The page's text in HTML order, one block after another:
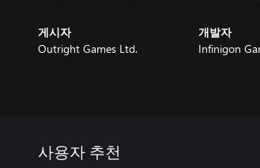
게시자
Outright Games Ltd.
개발자
Infinigon
사용자 추천